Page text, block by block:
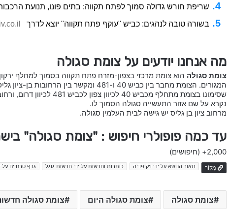
שריפת חורש גדולה סמוך לפתח תקווה: בתים פונו, תנועת
בשורה טובה לנהגים: כביש "עוקף פתח תקווה" יוצא לדרך
מה אנחנו יודעים על צומת סגולה
צומת סגולה הוא צומת מרכזי בצפון-מזרח פתח תקווה בסמוך למחלף
המגורים. הצומת מחבר בין כביש 40 ו-481
נקרא על שם אזור התעשייה סגולה הסמוך לו.
מרחוב ציון בן גליס יש גישה לבית העלמין סגולה.
עד כמה פופולרי חיפוש : "צומת סגולה"
2,000+ (חיפושים)
מָקוֹר תאור הנושא על ידי ויקיפדיה כותרות וחדשות על ידי חדשות גוגל גרף טרנדים על
צומת סגולה צומת סגולה היום צומת סגולה